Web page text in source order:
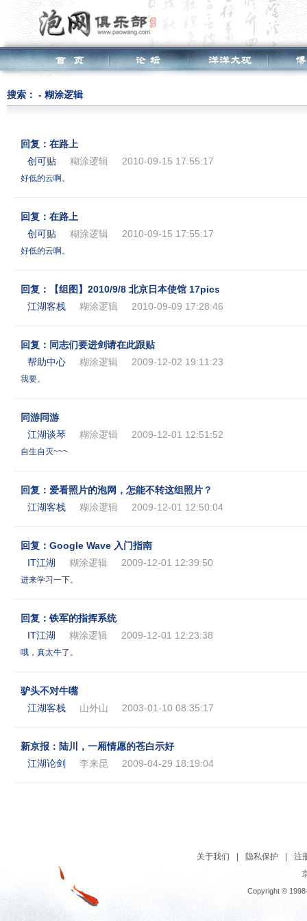
搜索： - 糊涂逻辑
回复：在路上
创可贴
糊涂逻辑 2010-09-15 17:55:17
好低的云啊。
回复：在路上
创可贴
糊涂逻辑 2010-09-15 17:55:17
好低的云啊。
回复：【组图】2010/9/8 北京日本使馆 17pics
江湖客栈
糊涂逻辑 2010-09-09 17:28:46
回复：同志们要进剑请在此跟贴
帮助中心
糊涂逻辑 2009-12-02 19:11:23
我要。
同游同游
江湖谈琴
糊涂逻辑 2009-12-01 12:51:52
自生自灭~~~
回复：爱看照片的泡网，怎能不转这组照片？
江湖客栈
糊涂逻辑 2009-12-01 12:50:04
回复：Google Wave 入门指南
IT江湖
糊涂逻辑 2009-12-01 12:39:50
进来学习一下。
回复：铁军的指挥系统
IT江湖
糊涂逻辑 2009-12-01 12:23:38
哦，真太牛了。
驴头不对牛嘴
江湖客栈
山外山 2003-01-10 08:35:17
新京报：陆川，一厢情愿的苍白示好
江湖论剑
李来昆 2009-04-29 18:19:04
关于我们 隐私保护
注
Copyright ©